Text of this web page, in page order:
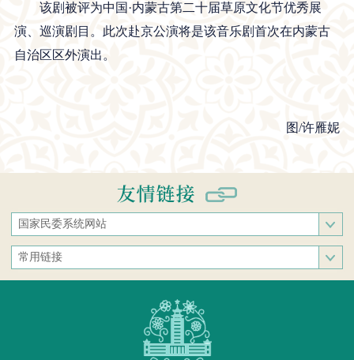
该剧被评为中国·内蒙古第二十届草原文化节优秀展
演、巡演剧目。此次赴京公演将是该音乐剧首次在内蒙古
自治区区外演出。
图/许雁妮
国家民委系统网站
国家民族事务委员会
中央民族大学
常用链接
中央统战部